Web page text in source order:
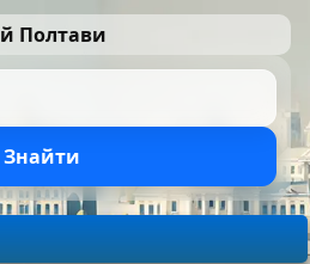
Полтави
Знайти